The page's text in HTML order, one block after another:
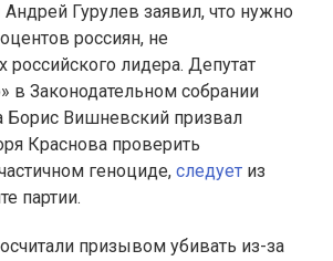
Гурулев заявил, что нужно
россиян, не
лидера. Депутат
в Законодательном собрании
Борис Вишневский призвал
Краснова проверить
геноциде, следует из
партии.
призывом убивать из-за